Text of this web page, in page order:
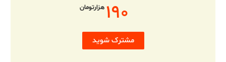
۱۹۰ هزارتومان
مشترک شوید